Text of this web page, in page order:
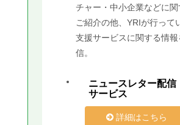
チャー・中小企業などに関
ご紹介の他、YRIが行って
支援サービスに関する情報
信。
ニュースレター配信
サービス
詳細はこちら